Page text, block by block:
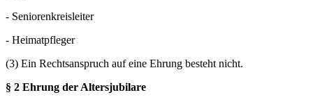
- Seniorenkreisleiter
- Heimatpfleger
(3) Ein Rechtsanspruch auf eine Ehrung besteht nicht.
§ 2 Ehrung der Altersjubilare